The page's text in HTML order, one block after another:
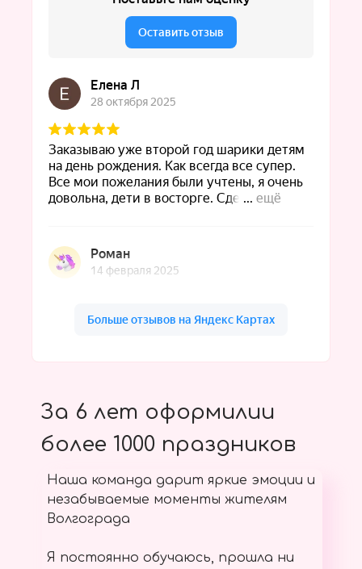
За 6 лет оформилии
более 1000 праздников
Наша команда дарит яркие эмоции и
незабываемые моменты жителям
Волгограда
Я постоянно обучаюсь, прошла ни